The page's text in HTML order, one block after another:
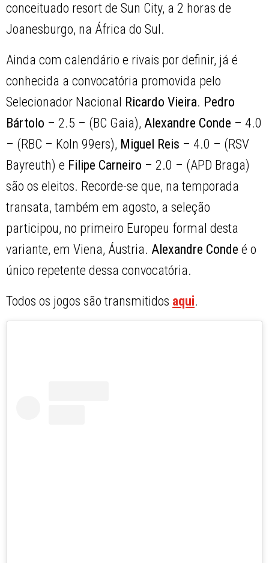
conceituado resort de Sun City, a2 horas de
Joanesburgo, na África do Sul.
Ainda com calendário e rivais por definir, já é
conhecida a convocatória promovida pelo
Selecionador Nacional Ricardo Vieira. Pedro
Bártolo – 2.5 – (BC Gaia), Alexandre Conde – 4.0
– (RBC – Koln 99ers), Miguel Reis – 4.0 – (RSV
Bayreuth) e Filipe Carneiro – 2.0 – (APD Braga)
são os eleitos. Recorde-se que, na temporada
transata,também em agosto, a seleção
participou, no primeiro Europeu formal desta
variante, em Viena, Áustria. Alexandre Conde é o
único repetente dessa convocatória.
Todos os jogos são transmitidos aqui.